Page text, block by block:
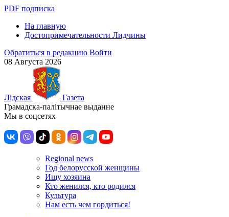
PDF подписка
На главную
Достопримечательности Лидчины
Обратиться в редакцию Войти
08 Августа 2026
Лiдская
Газета
Грамадска-палiтычнае выданне
Мы в соцсетях
Regional news
Год белорусской женщины
Ищу хозяина
Кто женился, кто родился
Культура
Нам есть чем гордиться!